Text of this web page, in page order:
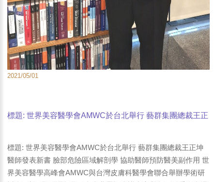
2021/05/01
標題: 世界美容醫學會AMWC於台北舉行 藝群集團總裁王正
標題: 世界美容醫學會AMWC於台北舉行 藝群集團總裁王正坤
醫師發表新書 臉部危險區域解剖學 協助醫師預防醫美副作用 世
界美容醫學高峰會AMWC與台灣皮膚科醫學會聯合舉辦學術研